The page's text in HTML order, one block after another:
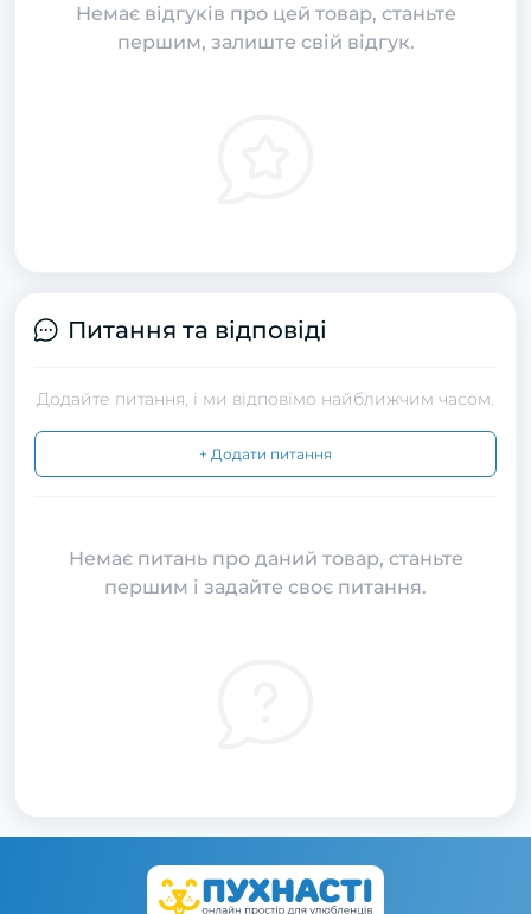
Немає відгуків про цей товар, станьте
першим, залиште свій відгук.
Питання та відповіді
Додайте питання, і ми відповімо найближчим часом.
+ Додати питання
Немає питань про даний товар, станьте
першим і задайте своє питання.